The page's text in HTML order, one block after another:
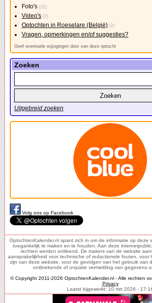
Foto's (22)
Video's (2)
Optochten in Roeselare (België) (2)
Vragen, opmerkingen en/of suggesties?
Geef eventuele wijzigingen door van deze optocht
Zoeken
Uitgebreid zoeken
Volg ons op Facebook
OptochtenKalender.nl spant zich in om de informatie op deze
toegankelijk te maken en te houden. Aan deze
rechten worden ontleend. De makers van de website
aansprakelijkheid voor technische of redactionele fouten, voor
zijn van deze website, voor de gevolgen van het gebruik van
ontbrekende of onjuiste vermelding van gegevens
© Copyright 2011-2026 OptochtenKalender.nl - Alle rechten
Privacy
Laatst bijgewerkt: 10 mrt 2026 -